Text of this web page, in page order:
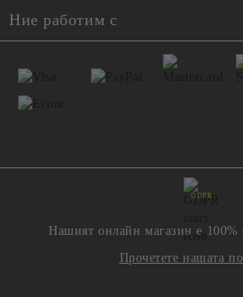
Ние работим с
GDPR
Нашият онлайн магазин е 100%
Прочетете нашата